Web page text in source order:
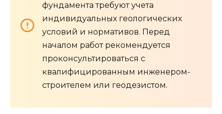
фундамента требуют учета
индивидуальных геологических
условий и нормативов. Перед
началом работ рекомендуется
проконсультироваться с
квалифицированным инженером-
строителем или геодезистом.